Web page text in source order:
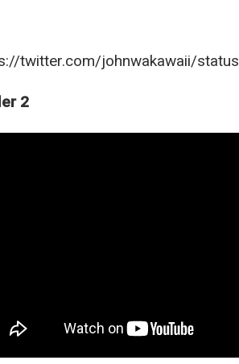
twitter.com/johnwakawaii/
2